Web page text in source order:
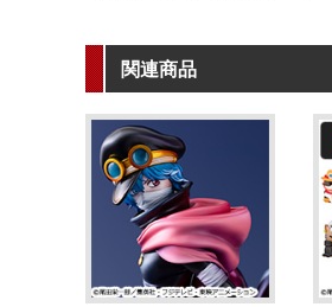
関連商品